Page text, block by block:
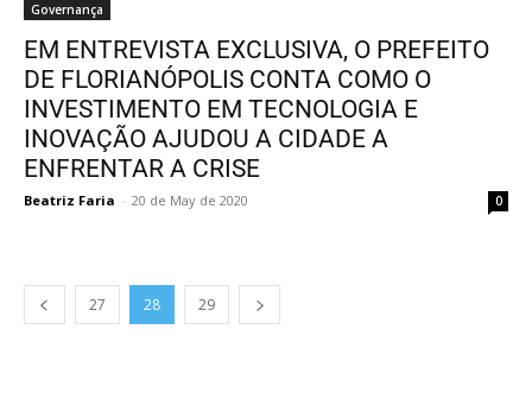
Governança
EM ENTREVISTA EXCLUSIVA, O PREFEITO
DE FLORIANÓPOLIS CONTA COMO O
INVESTIMENTO EM TECNOLOGIA E
INOVAÇÃO AJUDOU A CIDADE A
ENFRENTAR A CRISE
Beatriz Faria - 20 de May de 2020 0
27 28 29